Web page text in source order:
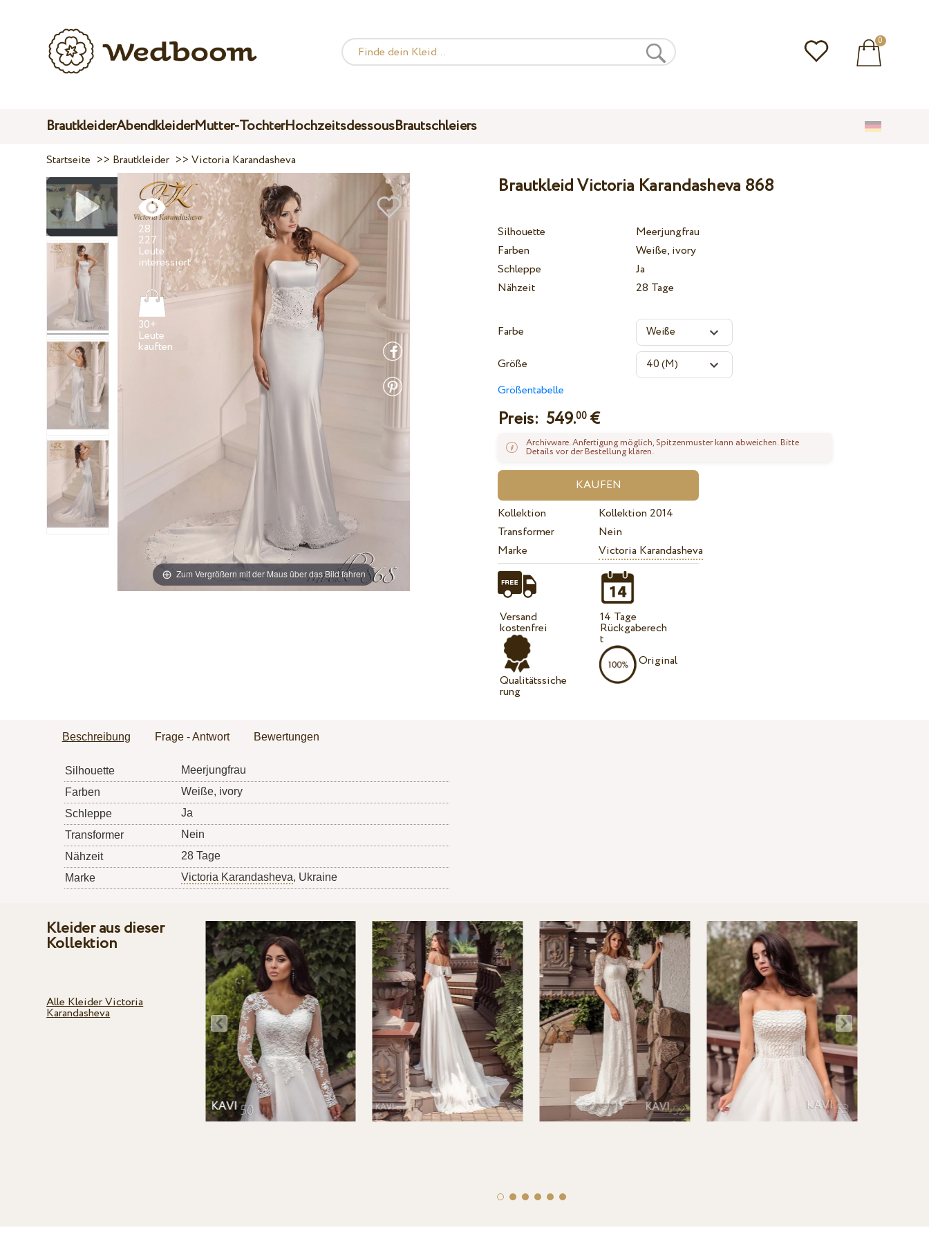
0
BrautkleiderAbendkleiderMutter-TochterHochzeitsdessousBrautschleiers
Startseite >> Brautkleider >>Victoria Karandasheva
Zum Vergrößern mit der Maus über das Bild fahren
28
227
Leute
interessiert
30+
Leute
Brautkleid Victoria Karandasheva 868
Silhouette
Meerjungfrau
Farben
Weiße, ivory
Schleppe
Ja
Nähzeit
28 Tage
Farbe
Größe
Größentabelle
Preis: 549.00 €
Archivware. Anfertigung möglich, Spitzenmuster kann abweichen. Bitte
Details vor der Bestellung klären.
Kollektion
Kollektion 2014
Transformer
Nein
Marke
Victoria Karandasheva
Versand
kostenfrei
Qualitätssiche
rung
14 Tage
Rückgaberech
t
Original
Beschreibung Frage - Antwort Bewertungen
Silhouette
Meerjungfrau
Farben
Weiße, ivory
Schleppe
Ja
Transformer
Nein
Nähzeit
28 Tage
Marke
Victoria Karandasheva, Ukraine
Kleider aus dieser
Kollektion
Alle Kleider Victoria
Karandasheva